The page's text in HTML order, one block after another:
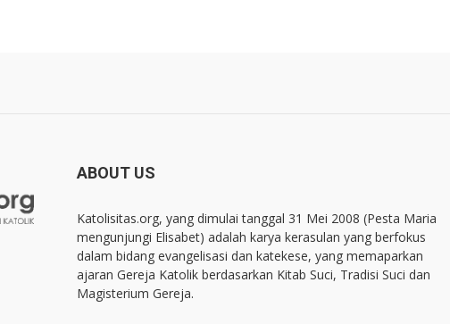
ABOUT US
Katolisitas.org, yang dimulai tanggal 31 Mei 2008 (Pesta Maria
mengunjungi Elisabet) adalah karya kerasulan yang berfokus
dalam bidang evangelisasi dan katekese, yang memaparkan
ajaran Gereja Katolik berdasarkan Kitab Suci, Tradisi Suci dan
Magisterium Gereja.